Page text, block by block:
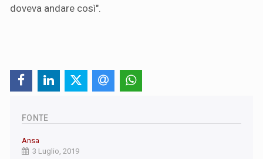
doveva andare così".
FONTE
Ansa
3 Luglio, 2019